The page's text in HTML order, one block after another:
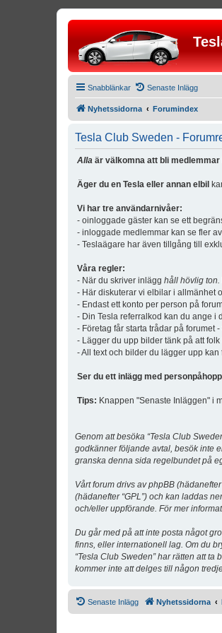
Snabblänkar Senaste Inlägg
Nyhetssidorna Forumindex
Tesla Club Sweden -
Alla är välkomna att bli medlemmar
Äger du en Tesla eller annan elbil
Vi har tre användarnivåer:
- oinloggade gäster kan se ett
- inloggade medlemmar kan se fler
- Teslaägare har även tillgång till
Våra regler:
- När du skriver inlägg håll hövlig ton.
- Här diskuterar vi elbilar i allmänhet
- Endast ett konto per person på
- Din Tesla referralkod kan du ange i
- Företag får starta trådar på forumet
- Lägger du upp bilder tänk på att
- All text och bilder du lägger upp
Ser du ett inlägg med personpåhopp
Tips: Knappen "Senaste Inläggen" i
Genom att besöka “Tesla Club
godkänner följande avtal, besök inte
granska denna sida regelbundet på
Vårt forum drivs av phpBB (hädanefter
(hädanefter “GPL”) och kan laddas
och/eller uppförande. För mer
Du går med på att inte posta något
finns, eller internationell lag. Om du
“Tesla Club Sweden” har rätten att
kommer inte att delges till någon
Senaste Inlägg Nyhetssidorna